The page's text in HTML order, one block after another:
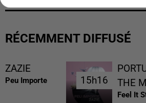
RÉCEMMENT DIFFUSÉ
ZAZIE
Peu Importe 15h16
15h16
THE
Feel It